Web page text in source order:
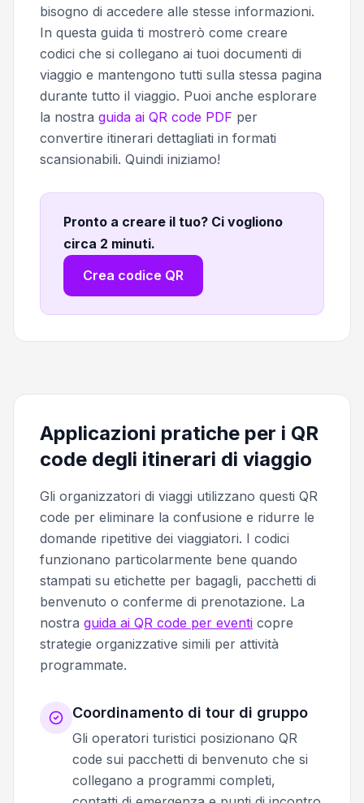
bisogno di accedere alle stesse informazioni.
In questa guida ti mostrerò come creare
codici che si collegano ai tuoi documenti di
viaggio e mantengono tutti sulla stessa pagina
durante tutto il viaggio. Puoi anche esplorare
la nostra guida ai QR code PDF per
convertire itinerari dettagliati in formati
scansionabili. Quindi iniziamo!
Pronto a creare il tuo? Ci vogliono
circa 2 minuti.
Crea codice QR
Applicazioni pratiche per i QR
code degli itinerari di viaggio
Gli organizzatori di viaggi utilizzano questi QR
code per eliminare la confusione e ridurre le
domande ripetitive dei viaggiatori. I codici
funzionano particolarmente bene quando
stampati su etichette per bagagli, pacchetti di
benvenuto o conferme di prenotazione. La
nostra guida ai QR code per eventi copre
strategie organizzative simili per attività
programmate.
Coordinamento di tour di gruppo
Gli operatori turistici posizionano QR
code sui pacchetti di benvenuto che si
collegano a programmi completi,